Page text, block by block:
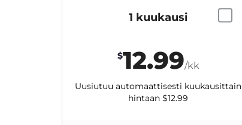
1 kuukausi
$12.99/kk
Uusiutuu automaattisesti kuukausittain
hintaan $12.99